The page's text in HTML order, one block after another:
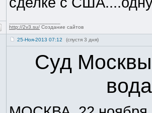
http://2v3.su/ Создание сайтов
25-Ноя-2013 07:12 (спустя 3 дня)
Суд Москвы